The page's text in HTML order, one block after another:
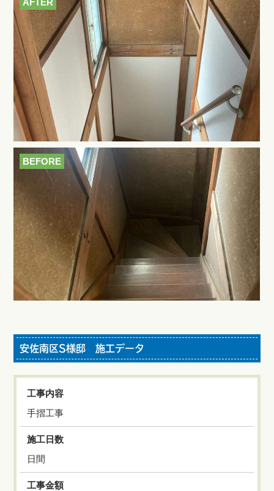
AFTER
BEFORE
安佐南区S様邸 施工データ
工事内容
手摺工事
施工日数
日間
工事金額